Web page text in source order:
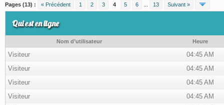
Pages (13) : « Précédent 1 2 3 4 5 6 13 Suivant »
Qui est en ligne
Nom d’utilisateur Heure
Visiteur
04:45 AM
Visiteur
04:45 AM
Visiteur
04:45 AM
Visiteur
04:45 AM